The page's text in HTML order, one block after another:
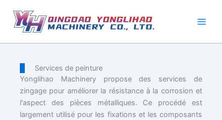
contenu
Services de peinture
Yonglihao Machinery propose des services de
zingage pour améliorer la résistance à la corrosion et
l'aspect des pièces métalliques. Ce procédé est
largement utilisé pour les fixations et les composants